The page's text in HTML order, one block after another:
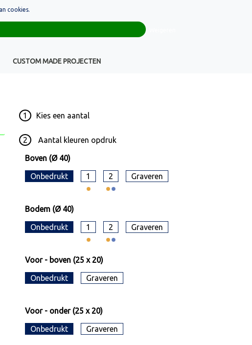
+32(0)16 43 54 19
CUSTOM MADE PROJECTEN
1 Kies een aantal
2 Aantal kleuren opdruk
Boven (Ø 40)
Onbedrukt 1 2 Graveren
Bodem (Ø 40)
Onbedrukt 1 2 Graveren
Voor - boven (25 x 20)
Onbedrukt Graveren
Voor - onder (25 x 20)
Onbedrukt Graveren
cookies.